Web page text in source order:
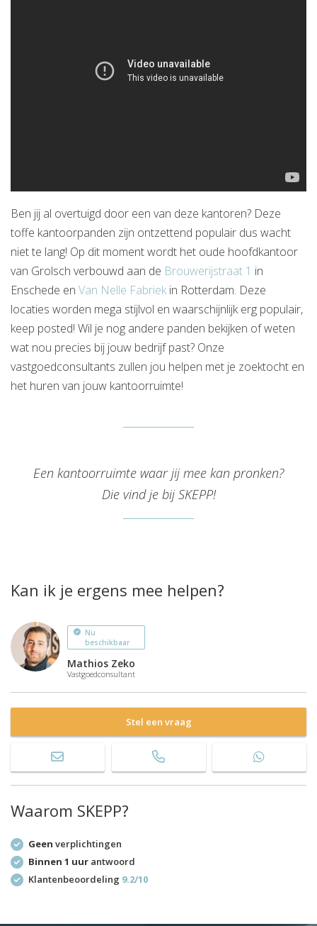
Ben jij al overtuigd door een van deze kantoren? Deze
toffe kantoorpanden zijn ontzettend populair dus wacht
niet te lang! Op dit moment wordt het oude hoofdkantoor
van Grolsch verbouwd aan de Brouwerijstraat 1 in
Enschede en Van Nelle Fabriek in Rotterdam. Deze
locaties worden mega stijlvol en waarschijnlijk erg populair,
keep posted! Wil je nog andere panden bekijken of weten
wat nou precies bij jouw bedrijf past? Onze
vastgoedconsultants zullen jou helpen met je zoektocht en
het huren van jouw kantoorruimte!
Een kantoorruimte waar jij mee kan pronken?
Die vind je bij SKEPP!
Kan ik je ergens mee helpen?
Nu
beschikbaar
Mathios Zeko
Vastgoedconsultant
Stel een vraag
Waarom SKEPP?
Geen verplichtingen
Binnen 1 uur antwoord
Klantenbeoordeling 9.2/10